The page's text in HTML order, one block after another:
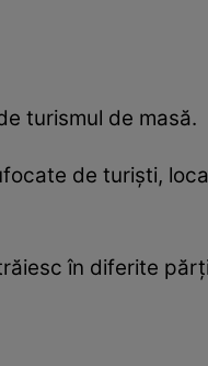
turismul de masă.
de turiști,
în diferite